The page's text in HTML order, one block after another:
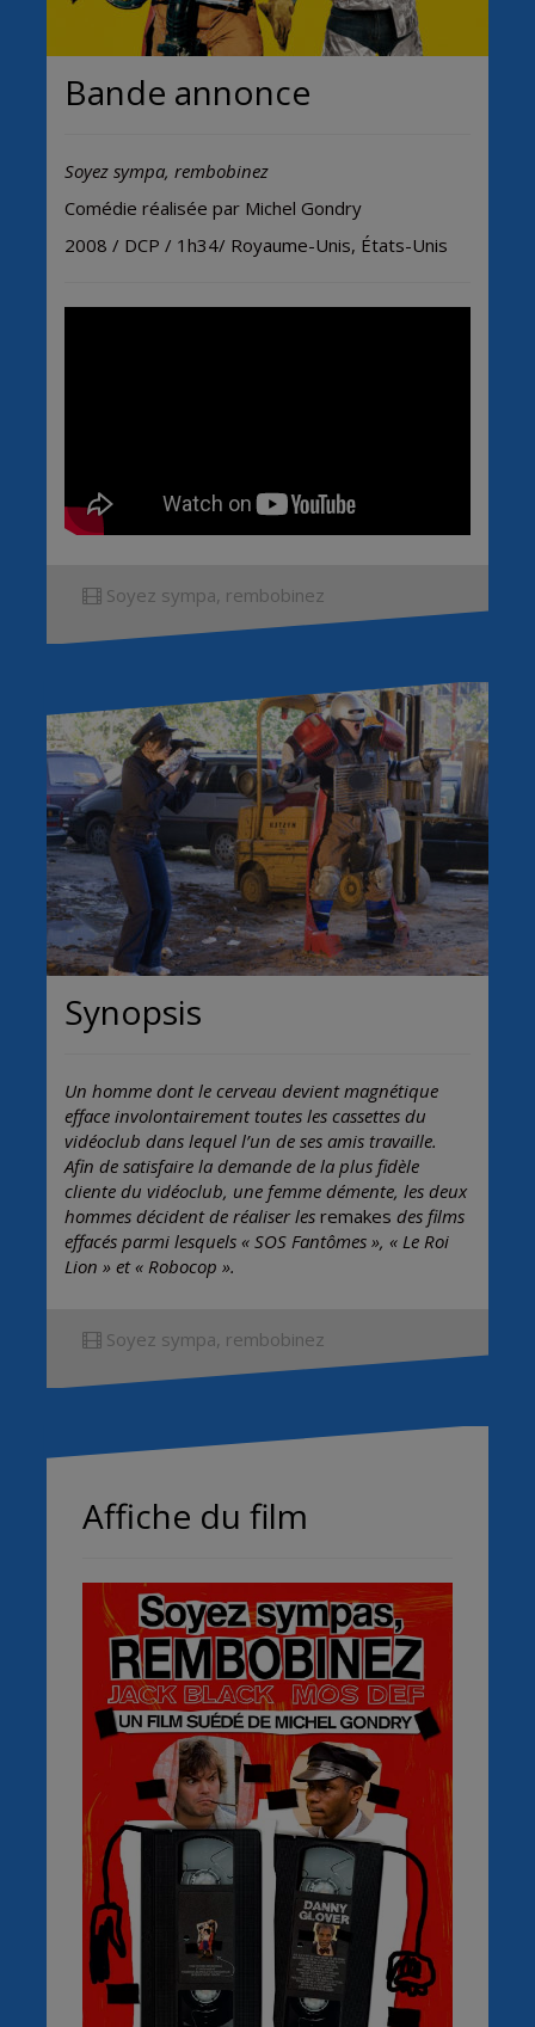
Bande annonce
Soyez sympa, rembobinez
Comédie réalisée par Michel Gondry
2008 / DCP / 1h34/ Royaume-Unis, États-Unis
Soyez sympa, rembobinez
Synopsis
Un homme dont le cerveau devient magnétique
efface involontairement toutes les cassettes du
vidéoclub dans lequel l’un de ses amis travaille.
Afin de satisfaire la demande de la plus fidèle
cliente du vidéoclub, une femme démente, les deux
hommes décident de réaliser les remakes des films
effacés parmi lesquels « SOS Fantômes », « Le Roi
Lion » et « Robocop ».
Soyez sympa, rembobinez
Affiche du film